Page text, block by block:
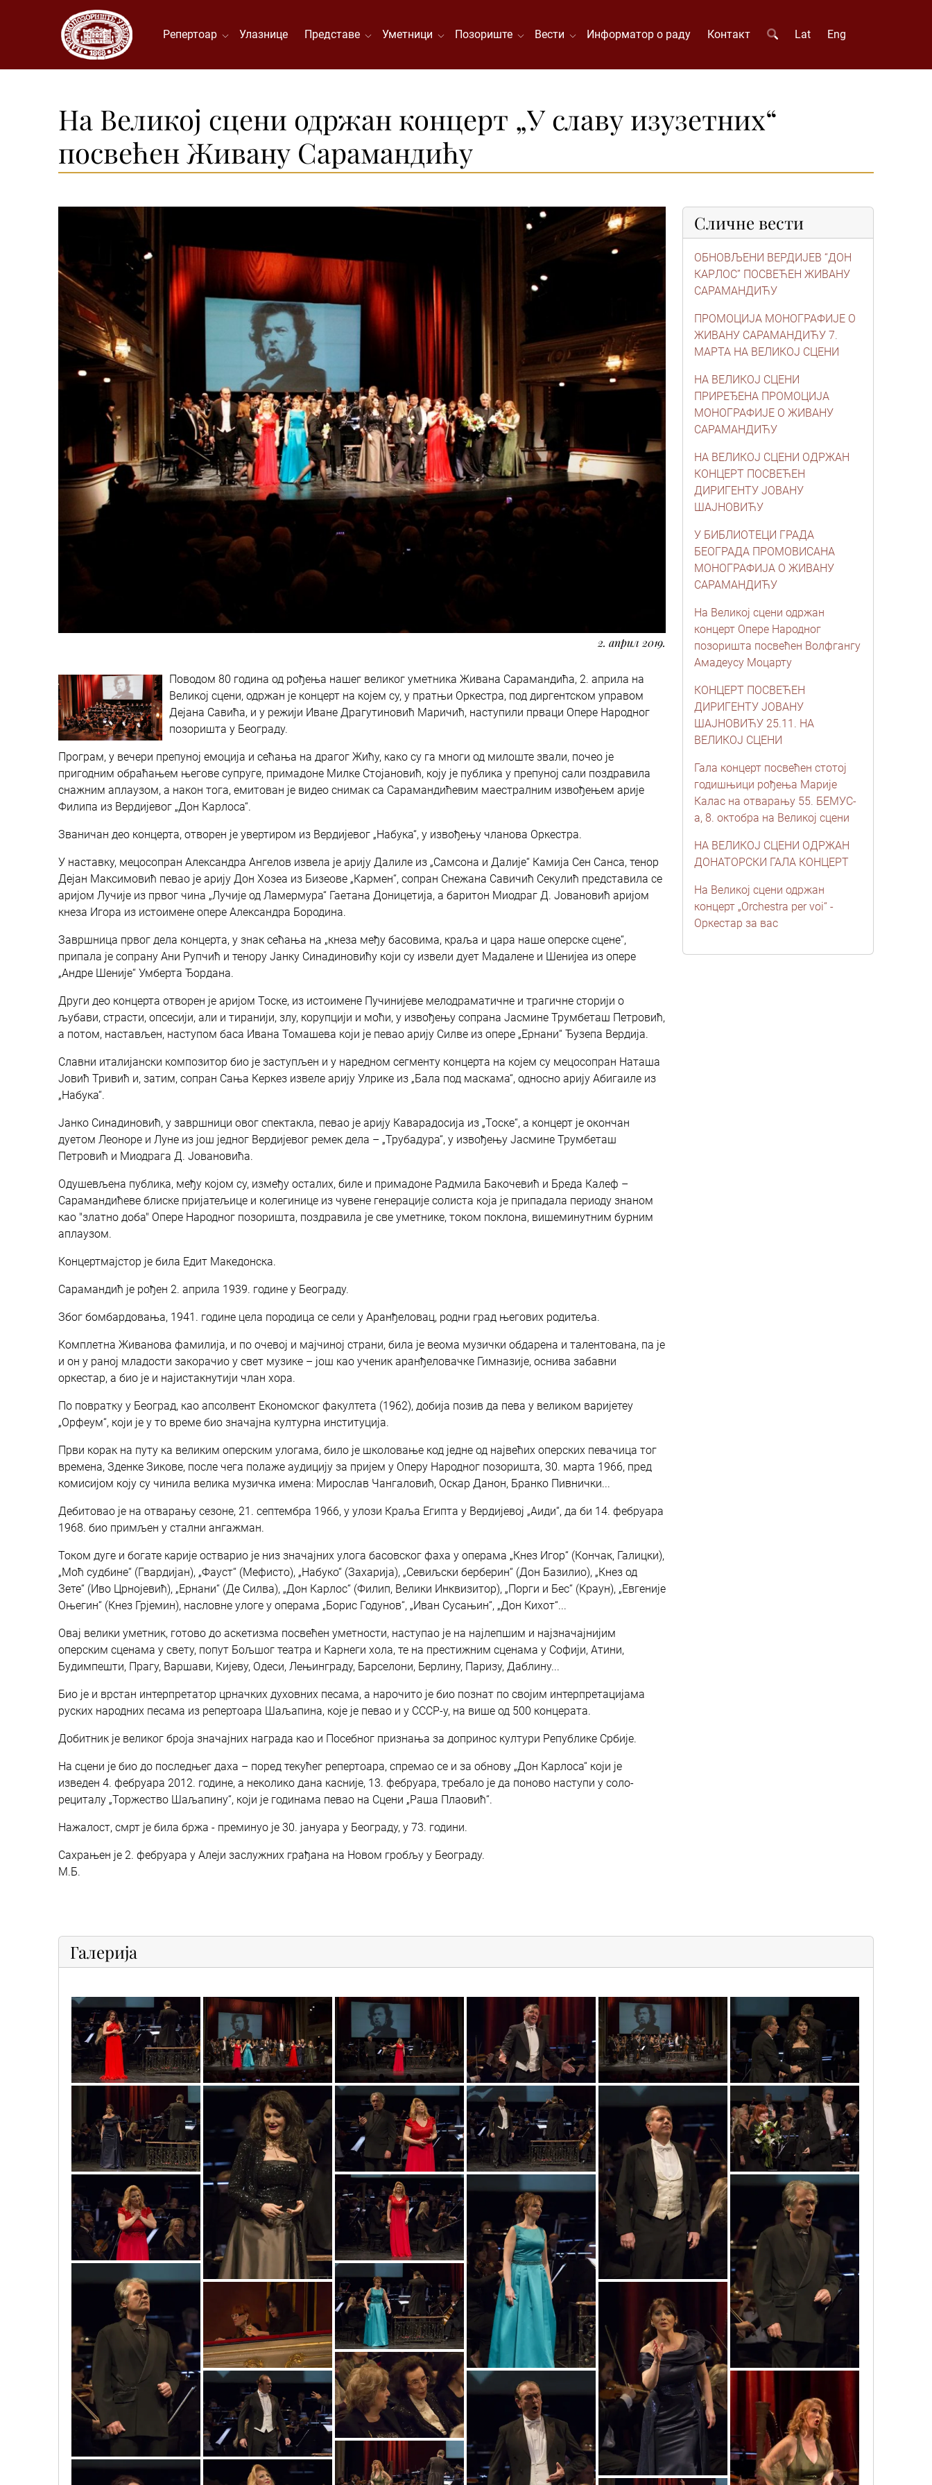
Репертоар Улазнице Представе Уметници Позориште Вести Информатор о раду Контакт Lat Eng
На Великој сцени одржан концерт „У славу изузетних“
посвећен Живану Сарамандићу
2. април 2019.
Поводом 80 година од рођења нашег великог уметника Живана Сарамандића, 2. априла на
Великој сцени, одржан је концерт на којем су, у пратњи Оркестра, под диргентском управом
Дејана Савића, и у режији Иване Драгутиновић Маричић, наступили прваци Опере Народног
позоришта у Београду.
Програм, у вечери препуној емоција и сећања на драгог Жићу, како су га многи од милоште звали, почео је
пригодним обраћањем његове супруге, примадоне Милке Стојановић, коју је публика у препуној сали поздравила
снажним аплаузом, а након тога, емитован је видео снимак са Сарамандићевим маестралним извођењем арије
Филипа из Вердијевог „Дон Карлоса“.
Званичан део концерта, отворен је увертиром из Вердијевог „Набука“, у извођењу чланова Оркестра.
У наставку, мецосопран Александра Ангелов извела је арију Далиле из „Самсона и Далије“ Камија Сен Санса, тенор
Дејан Максимовић певао је арију Дон Хозеа из Бизеове „Кармен“, сопран Снежана Савичић Секулић представила се
аријом Лучије из првог чина „Лучије од Ламермура“ Гаетана Доницетија, а баритон Миодраг Д. Јовановић аријом
кнеза Игора из истоимене опере Александра Бородина.
Завршница првог дела концерта, у знак сећања на „кнеза међу басовима, краља и цара наше оперске сцене“,
припала је сопрану Ани Рупчић и тенору Јанку Синадиновићу који су извели дует Мадалене и Шенијеа из опере
„Андре Шеније“ Умберта Ђордана.
Други део концерта отворен је аријом Тоске, из истоимене Пучинијеве мелодраматичне и трагичне сторији о
љубави, страсти, опсесији, али и тиранији, злу, корупцији и моћи, у извођењу сопрана Јасмине Трумбеташ Петровић,
а потом, настављен, наступом баса Ивана Томашева који је певао арију Силве из опере „Ернани“ Ђузепа Вердија.
Славни италијански композитор био је заступљен и у наредном сегменту концерта на којем су мецосопран Наташа
Јовић Тривић и, затим, сопран Сања Керкез извеле арију Улрике из „Бала под маскама“, односно арију Абигаиле из
„Набука“.
Јанко Синадиновић, у завршници овог спектакла, певао је арију Каварадосија из „Тоске“, а концерт је окончан
дуетом Леоноре и Луне из још једног Вердијевог ремек дела – „Трубадура“, у извођењу Јасмине Трумбеташ
Петровић и Миодрага Д. Јовановића.
Одушевљена публика, међу којом су, између осталих, биле и примадоне Радмила Бакочевић и Бреда Калеф –
Сарамандићеве блиске пријатељице и колегинице из чувене генерације солиста која је припадала периоду знаном
као "златно доба" Опере Народног позоришта, поздравила је све уметнике, током поклона, вишеминутним бурним
аплаузом.
Концертмајстор је била Едит Македонска.
Сарамандић је рођен 2. априла 1939. године у Београду.
Због бомбардовања, 1941. године цела породица се сели у Аранђеловац, родни град његових родитеља.
Комплетна Живанова фамилија, и по очевој и мајчиној страни, била је веома музички обдарена и талентована, па је
и он у раној младости закорачио у свет музике – још као ученик аранђеловачке Гимназије, оснива забавни
оркестар, а био је и најистакнутији члан хора.
По повратку у Београд, као апсолвент Економског факултета (1962), добија позив да пева у великом варијетеу
„Орфеум“, који је у то време био значајна културна институција.
Први корак на путу ка великим оперским улогама, било је школовање код једне од највећих оперских певачица тог
времена, Зденке Зикове, после чега полаже аудицију за пријем у Оперу Народног позоришта, 30. марта 1966, пред
комисијом коју су чинила велика музичка имена: Мирослав Чангаловић, Оскар Данон, Бранко Пивнички...
Дебитовао је на отварању сезоне, 21. септембра 1966, у улози Краља Египта у Вердијевој „Аиди“, да би 14. фебруара
1968. био примљен у стални ангажман.
Током дуге и богате карије остварио је низ значајних улога басовског фаха у операма „Кнез Игор“ (Кончак, Галицки),
„Моћ судбине“ (Гвардијан), „Фауст“ (Мефисто), „Набуко“ (Захарија), „Севиљски берберин“ (Дон Базилио), „Кнез од
Зете“ (Иво Црнојевић), „Ернани“ (Де Силва), „Дон Карлос“ (Филип, Велики Инквизитор), „Порги и Бес“ (Краун), „Евгеније
Оњегин“ (Кнез Грјемин), насловне улоге у операма „Борис Годунов“, „Иван Сусањин“, „Дон Кихот“...
Овај велики уметник, готово до аскетизма посвећен уметности, наступао је на најлепшим и најзначајнијим
оперским сценама у свету, попут Бољшог театра и Карнеги хола, те на престижним сценама у Софији, Атини,
Будимпешти, Прагу, Варшави, Кијеву, Одеси, Лењинграду, Барселони, Берлину, Паризу, Даблину...
Био је и врстан интерпретатор црначких духовних песама, а нарочито је био познат по својим интерпретацијама
руских народних песама из репертоара Шаљапина, које је певао и у СССР-у, на више од 500 концерата.
Добитник је великог броја значајних награда као и Посебног признања за допринос култури Републике Србије.
На сцени је био до последњег даха – поред текућег репертоара, спремао се и за обнову „Дон Карлоса“ који је
изведен 4. фебруара 2012. године, а неколико дана касније, 13. фебруара, требало је да поново наступи у соло-
рециталу „Торжество Шаљапину“, који је годинама певао на Сцени „Раша Плаовић“.
Нажалост, смрт је била бржа - преминуо је 30. јануара у Београду, у 73. години.
Сахрањен је 2. фебруара у Алеји заслужних грађана на Новом гробљу у Београду.
М.Б.
Сличне вести
ОБНОВЉЕНИ ВЕРДИЈЕВ “ДОН
КАРЛОС” ПОСВЕЋЕН ЖИВАНУ
САРАМАНДИЋУ
ПРОМОЦИЈА МОНОГРАФИЈЕ О
ЖИВАНУ САРАМАНДИЋУ 7.
МАРТА НА ВЕЛИКОЈ СЦЕНИ
НА ВЕЛИКОЈ СЦЕНИ
ПРИРЕЂЕНА ПРОМОЦИЈА
МОНОГРАФИЈЕ О ЖИВАНУ
САРАМАНДИЋУ
НА ВЕЛИКОЈ СЦЕНИ ОДРЖАН
КОНЦЕРТ ПОСВЕЋЕН
ДИРИГЕНТУ ЈОВАНУ
ШАЈНОВИЋУ
У БИБЛИОТЕЦИ ГРАДА
БЕОГРАДА ПРОМОВИСАНА
МОНОГРАФИЈА О ЖИВАНУ
САРАМАНДИЋУ
На Великој сцени одржан
концерт Опере Народног
позоришта посвећен Волфгангу
Амадеусу Моцарту
КОНЦЕРТ ПОСВЕЋЕН
ДИРИГЕНТУ ЈОВАНУ
ШАЈНОВИЋУ 25.11. НА
ВЕЛИКОЈ СЦЕНИ
Гала концерт посвећен стотој
годишњици рођења Марије
Калас на отварању 55. БЕМУС-
а, 8. октобра на Великој сцени
НА ВЕЛИКОЈ СЦЕНИ ОДРЖАН
ДОНАТОРСКИ ГАЛА КОНЦЕРТ
На Великој сцени одржан
концерт „Orchestra per voi“ -
Оркестар за вас
Галерија
mg_7570_copy mg_7621_copy mg_7595_copy mg_7404_copy mg_7602_copy mg_7481_copy
mg_7412_copy mg_7588_copy mg_7529_copy
mg_7560_copy
mg_7630_copy
mg_7463_copy
mg_7523_copy mg_7522_copy
mg_7555_copy mg_7437_copy
mg_7440_copy
mg_7548_copy
mg_7409_copy
mg_7500_copy
mg_7501_copy
mg_7535_copy
mg_7387_copy_-_copy
mg_7526_copy